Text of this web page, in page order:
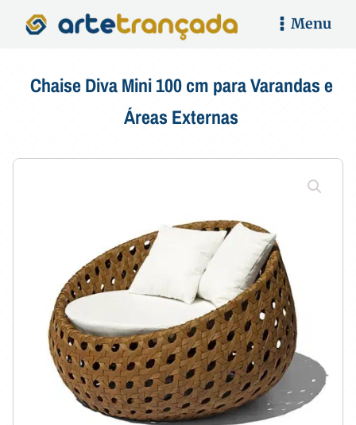
Menu
Chaise Diva Mini 100 cm para Varandas e
Áreas Externas